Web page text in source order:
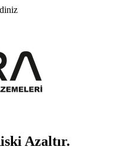
Azaltır.